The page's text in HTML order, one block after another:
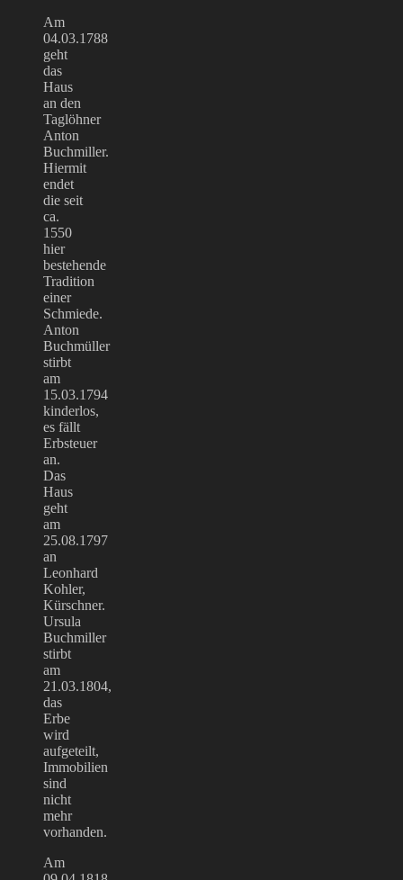
Am
04.03.1788
geht
das
Haus
an den
Taglöhner
Anton
Buchmiller.
Hiermit
endet
die seit
ca.
1550
hier
bestehende
Tradition
einer
Schmiede.
Anton
Buchmüller
stirbt
am
15.03.1794
kinderlos,
es fällt
Erbsteuer
an.
Das
Haus
geht
am
25.08.1797
an
Leonhard
Kohler,
Kürschner.
Ursula
Buchmiller
stirbt
am
21.03.1804,
das
Erbe
wird
aufgeteilt,
Immobilien
sind
nicht
mehr
vorhanden.
Am